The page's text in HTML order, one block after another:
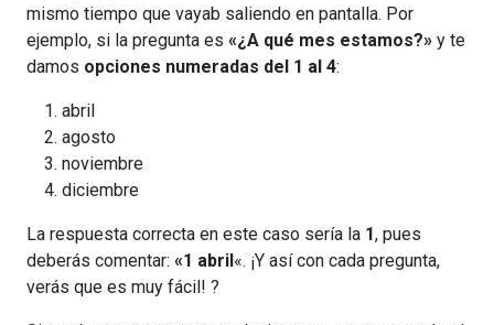
mismo tiempo que vayab saliendo en pantalla. Por
ejemplo, si la pregunta es «¿A qué mes estamos?» y te
damos opciones numeradas del 1 al 4:
abril
agosto
noviembre
diciembre
La respuesta correcta en este caso sería la 1, pues
deberás comentar: «1 abril«. ¡Y así con cada pregunta,
verás que es muy fácil! ?